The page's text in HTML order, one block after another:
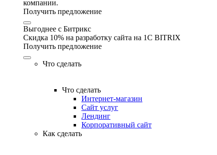
компании.
Получить предложение
Выгоднее с Битрикс
Скидка 10% на разработку сайта на 1C BITRIX
Получить предложение
Что сделать
Что сделать
Интернет-магазин
Сайт услуг
Лендинг
Корпоративный сайт
Как сделать